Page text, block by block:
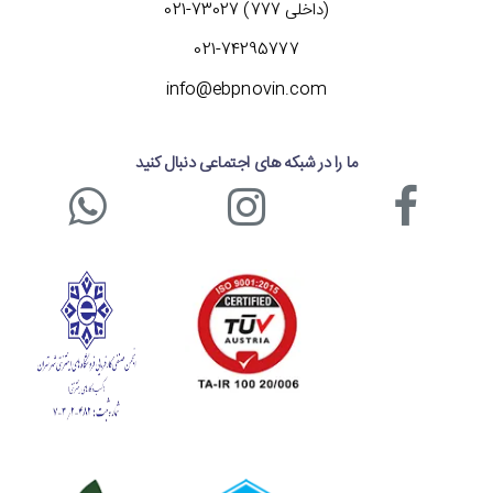
(داخلی 777) 73027-021
021-74295777
info@ebpnovin.com
ما را در شبکه های اجتماعی دنبال کنید